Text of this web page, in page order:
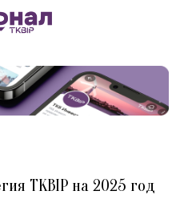
TKBIP на 2025 год